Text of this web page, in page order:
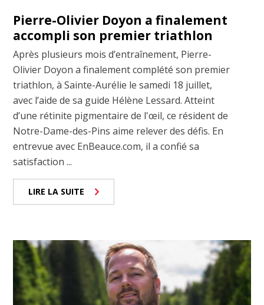
Pierre-Olivier Doyon a finalement
accompli son premier triathlon
Après plusieurs mois d’entraînement, Pierre-
Olivier Doyon a finalement complété son premier
triathlon, à Sainte-Aurélie le samedi 18 juillet,
avec l’aide de sa guide Hélène Lessard. Atteint
d’une rétinite pigmentaire de l'œil, ce résident de
Notre-Dame-des-Pins aime relever des défis. En
entrevue avec EnBeauce.com, il a confié sa
satisfaction ...
LIRE LA SUITE